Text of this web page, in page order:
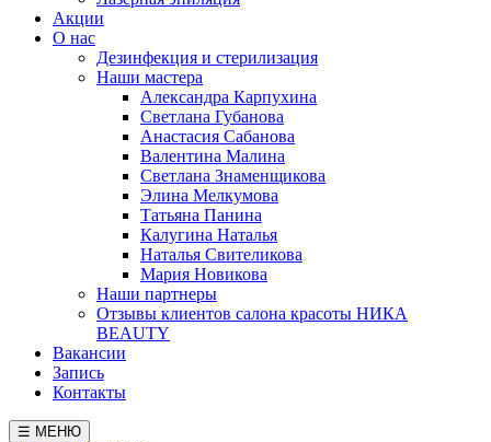
Акции
О нас
Дезинфекция и стерилизация
Наши мастера
Александра Карпухина
Светлана Губанова
Анастасия Сабанова
Валентина Малина
Светлана Знаменщикова
Элина Мелкумова
Татьяна Панина
Калугина Наталья
Наталья Свителикова
Мария Новикова
Наши партнеры
Отзывы клиентов салона красоты НИКА
BEAUTY
Вакансии
Запись
Контакты
☰ МЕНЮ